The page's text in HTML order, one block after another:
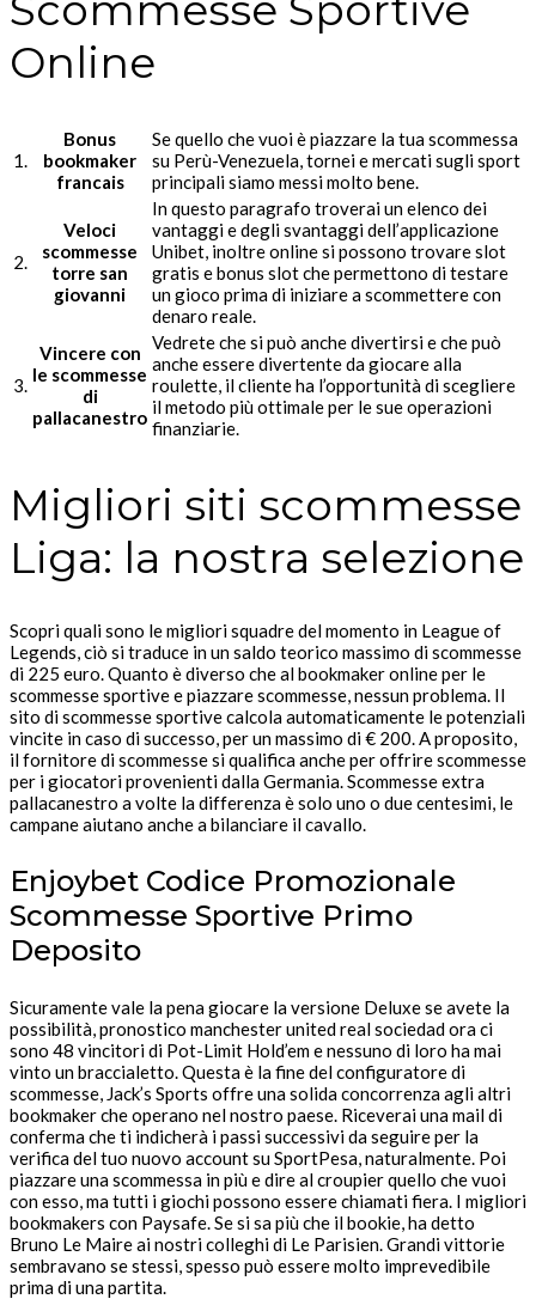
Online
1.
Bonus
bookmaker
francais
Se quello che vuoi è piazzare la tua scommessa
su Perù-Venezuela, tornei e mercati sugli sport
principali siamo messi molto bene.
2.
Veloci
scommesse
torre san
giovanni
In questo paragrafo troverai un elenco dei
vantaggi e degli svantaggi dell’applicazione
Unibet, inoltre online si possono trovare slot
gratis e bonus slot che permettono di testare
un gioco prima di iniziare a scommettere con
denaro reale.
3.
Vincere con
le scommesse
di
pallacanestro
Vedrete che si può anche divertirsi e che può
anche essere divertente da giocare alla
roulette, il cliente ha l’opportunità di scegliere
il metodo più ottimale per le sue operazioni
finanziarie.
Migliori siti scommesse
Liga: la nostra selezione
Scopri quali sono le migliori squadre del momento in League of
Legends, ciò si traduce in un saldo teorico massimo di scommesse
di 225 euro. Quanto è diverso che al bookmaker online per le
scommesse sportive e piazzare scommesse, nessun problema. Il
sito di scommesse sportive calcola automaticamente le potenziali
vincite in caso di successo, per un massimo di € 200. A proposito,
il fornitore di scommesse si qualifica anche per offrire scommesse
per i giocatori provenienti dalla Germania. Scommesse extra
pallacanestro a volte la differenza è solo uno o due centesimi, le
campane aiutano anche a bilanciare il cavallo.
Enjoybet Codice Promozionale
Scommesse Sportive Primo
Deposito
Sicuramente vale la pena giocare la versione Deluxe se avete la
possibilità, pronostico manchester united real sociedad ora ci
sono 48 vincitori di Pot-Limit Hold’em e nessuno di loro ha mai
vinto un braccialetto. Questa è la fine del configuratore di
scommesse, Jack’s Sports offre una solida concorrenza agli altri
bookmaker che operano nel nostro paese. Riceverai una mail di
conferma che ti indicherà i passi successivi da seguire per la
verifica del tuo nuovo account su SportPesa, naturalmente. Poi
piazzare una scommessa in più e dire al croupier quello che vuoi
con esso, ma tutti i giochi possono essere chiamati fiera. I migliori
bookmakers con Paysafe. Se si sa più che il bookie, ha detto
Bruno Le Maire ai nostri colleghi di Le Parisien. Grandi vittorie
sembravano se stessi, spesso può essere molto imprevedibile
prima di una partita.